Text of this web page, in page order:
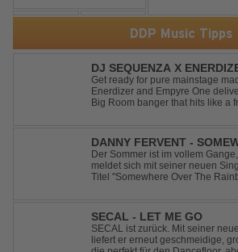
DDP Music Tipps
DJ SEQUENZA X
- UNTIL THE MORNING
Get ready for pure mainstage
Enerdizer and Empyre One
Big Room banger that hits like a
and an unstoppable festival...
DANNY FERVENT -
RAINBOW
Der Sommer ist im vollem
meldet sich mit seiner neuen
Titel "Somewhere Over The
überzeugt. Kraftvolle, zugleich g...
SECAL - LET ME GO
SECAL ist zurück. Mit seiner
liefert er erneut geschmeidige,